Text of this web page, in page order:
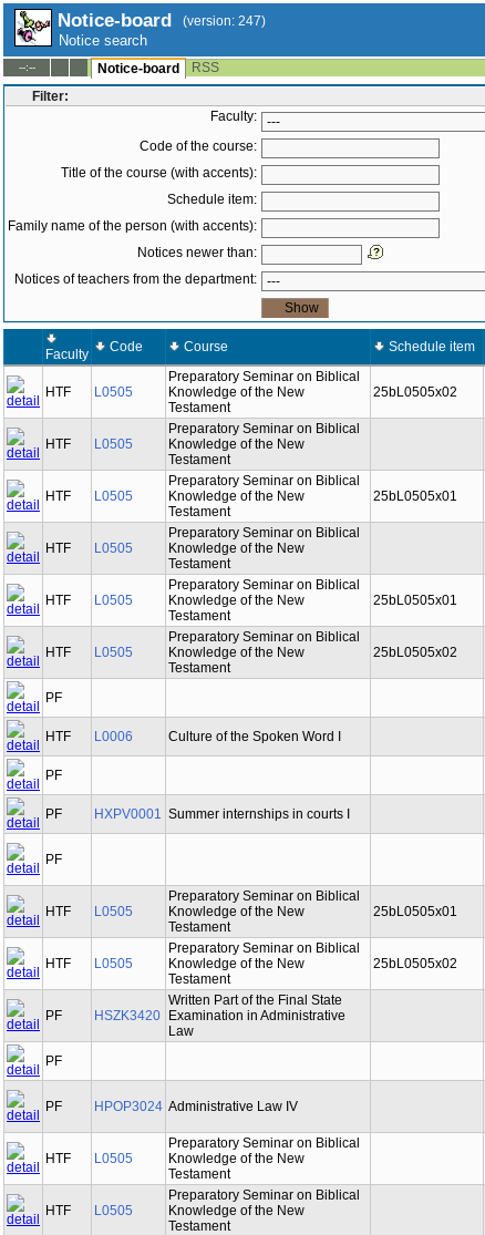
Notice-board (version: 247)
Notice search
--:-- Notice-board
RSS
Filter:
Faculty:
Code of the course:
Title of the course (with accents):
Schedule item:
Family name of the person (with accents):
Notices newer than:
Notices of teachers from the department:
Faculty Code Course
Schedule
item
HTF L0505
Preparatory Seminar on Biblical
Knowledge of the New
Testament
25bL0505x02
HTF L0505
Preparatory Seminar on Biblical
Knowledge of the New
Testament
HTF L0505
Preparatory Seminar on Biblical
Knowledge of the New
Testament
25bL0505x01
HTF L0505
Preparatory Seminar on Biblical
Knowledge of the New
Testament
HTF L0505
Preparatory Seminar on Biblical
Knowledge of the New
Testament
25bL0505x01
HTF L0505
Preparatory Seminar on Biblical
Knowledge of the New
Testament
25bL0505x02
PF
HTF L0006 Culture of the Spoken Word I
PF
PF
HXPV0001 Summer internships in courts I
PF
HTF L0505
Preparatory Seminar on Biblical
Knowledge of the New
Testament
25bL0505x01
HTF L0505
Preparatory Seminar on Biblical
Knowledge of the New
Testament
25bL0505x02
PF HSZK3420
Written Part of the Final State
Examination in Administrative
Law
PF
PF HPOP3024 Administrative Law IV
HTF L0505
Preparatory Seminar on Biblical
Knowledge of the New
Testament
HTF L0505
Preparatory Seminar on Biblical
Knowledge of the New
Testament